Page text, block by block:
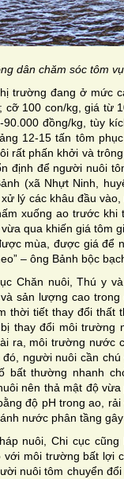
dân chăm sóc tôm
trường đang ở mức
cỡ 100 con/kg, giá từ
đồng/kg, tùy
12-15 tấn tôm
rất phấn khởi và
định để người nuôi
(xã Nhựt Ninh,
lý các khâu đầu
xuống ao trước khi
qua khiến giá tôm
mùa, được giá để
– ông Bảnh bộc
Chăn nuôi, Thú y
sản lượng cao
thời tiết thay đổi thất
thay đổi môi trường
ra, môi trường nước
người nuôi cần
bất thường nhanh
nên thả mật độ
độ pH trong ao,
nước phân tầng
nuôi, Chi cục
môi trường bất lợi
nuôi tôm chuyển